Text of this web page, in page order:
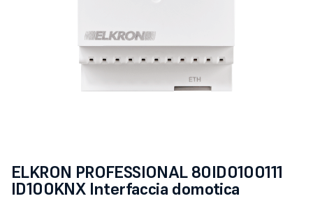
ELKRON PROFESSIONAL 80ID0100111
ID100KNX Interfaccia domotica